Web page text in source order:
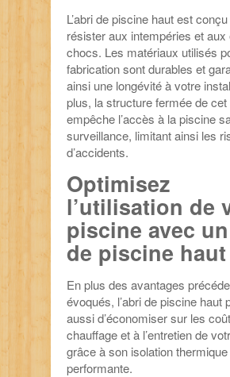
L’abri de piscine haut est
résister aux intempéries et aux
chocs. Les matériaux utilisés
fabrication sont durables et
ainsi une longévité à votre
plus, la structure fermée de cet
empêche l’accès à la piscine
surveillance, limitant ainsi les
d’accidents.
Optimisez
l’utilisation de
piscine avec
de piscine haut
En plus des avantages
évoqués, l’abri de piscine haut
aussi d’économiser sur les
chauffage et à l’entretien de
grâce à son isolation thermique
performante.